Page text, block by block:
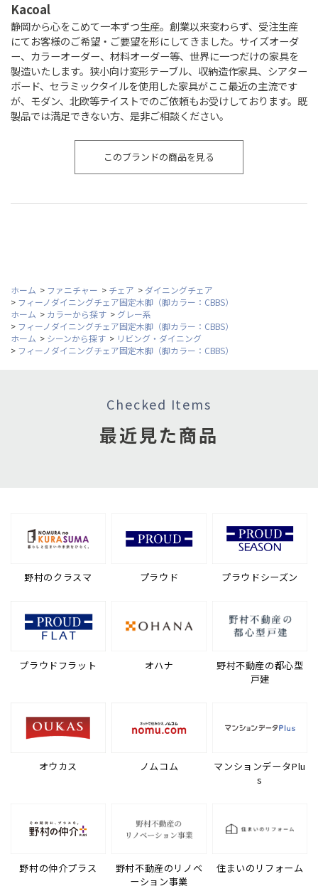
Kacoal
静岡から心をこめて一本ずつ生産。創業以来変わらず、受注生産
にてお客様のご希望・ご要望を形にしてきました。サイズオーダ
ー、カラーオーダー、材料オーダー等、世界に一つだけの家具を
製造いたします。狭小向け変形テーブル、収納造作家具、シアター
ボード、セラミックタイルを使用した家具がここ最近の主流です
が、モダン、北欧等テイストでのご依頼もお受けしております。既
製品では満足できない方、是非ご相談ください。
このブランドの商品を見る
ホーム > ファニチャー > チェア > ダイニングチェア
> フィーノダイニングチェア固定木脚（脚カラー：CBBS）
ホーム > カラーから探す > グレー系
> フィーノダイニングチェア固定木脚（脚カラー：CBBS）
ホーム > シーンから探す > リビング・ダイニング
> フィーノダイニングチェア固定木脚（脚カラー：CBBS）
Checked Items
最近見た商品
野村のクラスマ プラウド プラウドシーズン
プラウドフラット オハナ
野村不動産の都心型
戸建
オウカス ノムコム
マンションデータPlu
s
野村の仲介プラス
野村不動産のリノベ
ーション事業
住まいのリフォーム